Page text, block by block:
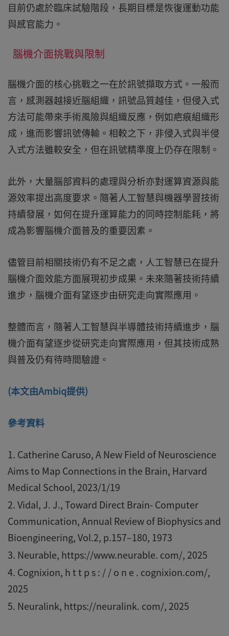
目前仍處於臨床試驗階段，長期目標是恢復運動功能
與感官能力。
腦機介面挑戰與限制
腦機介面的核心挑戰之一在於訊號擷取方式。一般而
言，感測器越接近腦組織，訊號品質越佳，但侵入式
方法可能帶來手術風險與組織反應，例如疤痕組織形
成，進而影響訊號傳輸。相較之下，非侵入式與半侵
入式方法雖較安全，但在訊號精準度上仍存在限制。
此外，大量腦部資料的處理與分析亦對運算資源與能
源效率提出高度要求。隨著人工智慧與機器學習技術
持續發展，如何在提升運算能力的同時控制能耗，將
成為影響腦機介面普及的重要因素。
儘管目前相關技術仍有不足之處，人工智慧已在提升
腦機介面效能方面展現初步成果。未來隨著技術持續
進步，腦機介面有望逐步由研究走向實際應用。
整體而言，隨著人工智慧與半導體技術持續進步，腦
機介面有望逐步從研究走向實際應用，但其技術成熟
與普及仍有待時間驗證。
(本文由Ambiq提供)
參考資料
Catherine Caruso, A New Field of Neuroscience
Aims to Map Connections in the Brain, Harvard
Medical School, 2023/1/19
Vidal, J. J., Toward Direct Brain- Computer
Communication, Annual Review of Biophysics and
Bioengineering, Vol.2, p.157–180, 1973
Neurable, https://www.neurable. com/, 2025
Cognixion, h t t p s : / / o n e . cognixion.com/,
2025
Neuralink, https://neuralink. com/, 2025